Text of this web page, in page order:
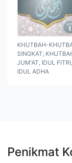
KHUTBAH-
SINGKAT;
JUM'AT, IDUL FITRI,
IDUL ADHA
Penikmat